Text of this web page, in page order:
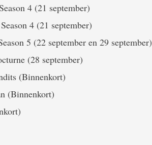
4 (21 september)
4 (21 september)
5 (22 september en 29 september)
(28 september)
(Binnenkort)
(Binnenkort)